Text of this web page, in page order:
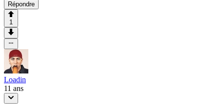
Répondre
1
Loadin
11 ans